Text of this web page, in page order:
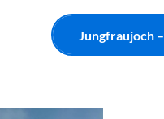
Jungfraujoch